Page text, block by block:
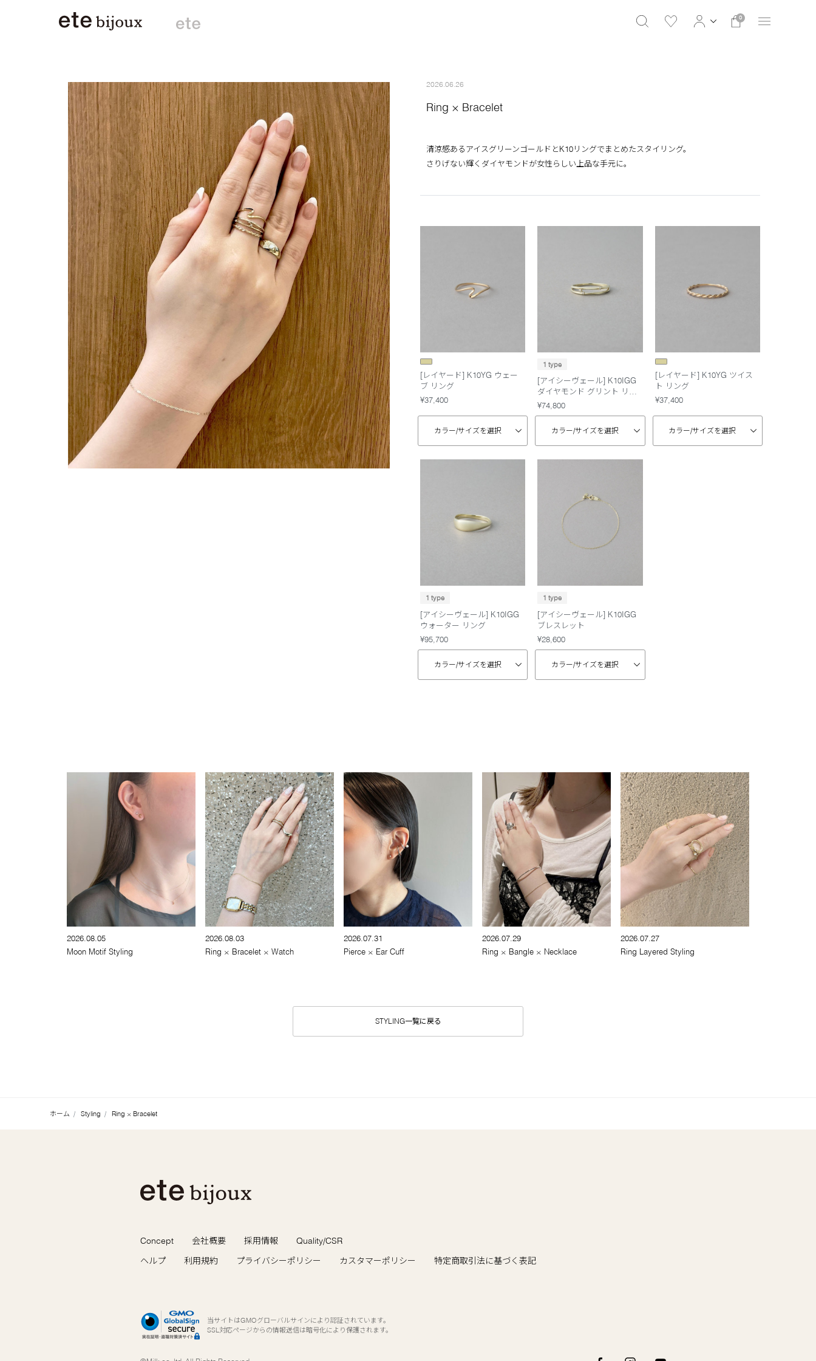
0
2026.06.26
Ring × Bracelet
清涼感あるアイスグリーンゴールドとK10リングでまとめたスタイリング。
さりげない輝くダイヤモンドが女性らしい上品な手元に。
[レイヤード] K10YG ウェー
ブ リング
¥37,400
カラー/サイズを選択
1 type
[アイシーヴェール] K10IGG
ダイヤモンド グリント リン
グ
¥74,800
カラー/サイズを選択
[レイヤード] K10YG ツイス
ト リング
¥37,400
カラー/サイズを選択
1 type
[アイシーヴェール] K10IGG
ウォーター リング
¥95,700
カラー/サイズを選択
1 type
[アイシーヴェール] K10IGG
ブレスレット
¥28,600
カラー/サイズを選択
2026.08.05
Moon Motif Styling
2026.08.03
Ring × Bracelet × Watch
2026.07.31
Pierce × Ear Cuff
2026.07.29
Ring × Bangle × Necklace
2026.07.27
Ring Layered Styling
STYLING一覧に戻る
ホーム Styling Ring × Bracelet
Concept 会社概要 採用情報
Quality/CSR
ヘルプ
利用規約 プライバシーポリシー カスタマーポリシー 特定商取引法に基づく表記
当サイトはGMOグローバルサインにより認証されています。
SSL対応ページからの情報送信は暗号化により保護されます。